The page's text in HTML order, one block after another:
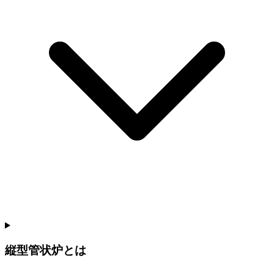
縦型管状炉とは